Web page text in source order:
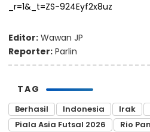
_r=1&_t=ZS-924Eyf2x8uz
Editor: Wawan JP
Reporter: Parlin
TAG
Berhasil Indonesia Irak
Piala Asia Futsal 2026
Rio